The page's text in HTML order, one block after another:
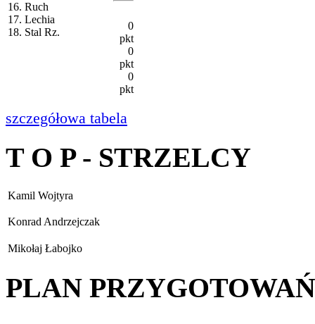
16. Ruch
17. Lechia
18. Stal Rz.
0
pkt
0
pkt
0
pkt
szczegółowa tabela
T O P - STRZELCY
Kamil Wojtyra
Konrad Andrzejczak
Mikołaj Łabojko
PLAN PRZYGOTOWAŃ